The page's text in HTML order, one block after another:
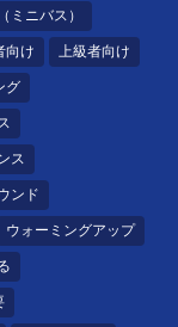
ミニバス）
向け 上級者向け
グ
ス
ンド
ウォーミングアップ